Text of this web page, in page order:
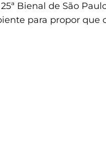
Bienal de São
para propor que